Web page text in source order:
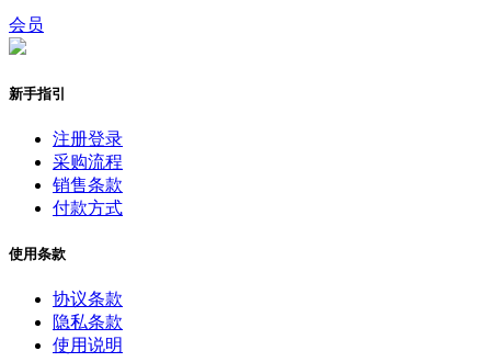
会员
新手指引
注册登录
采购流程
销售条款
付款方式
使用条款
协议条款
隐私条款
使用说明